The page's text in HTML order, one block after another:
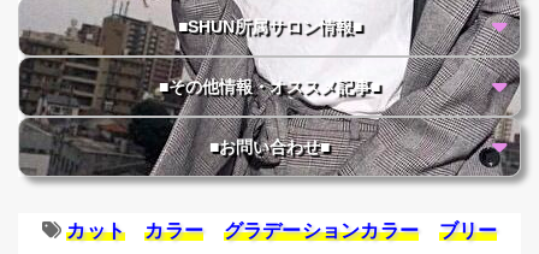
■SHUN所属サロン情報■
■その他情報・オススメ記事■
■お問い合わせ■
カット カラー グラデーションカラー
ブリー